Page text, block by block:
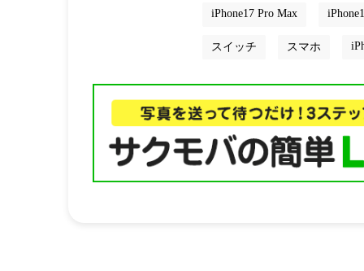
iPhone17 Pro Max
スイッチ スマホ